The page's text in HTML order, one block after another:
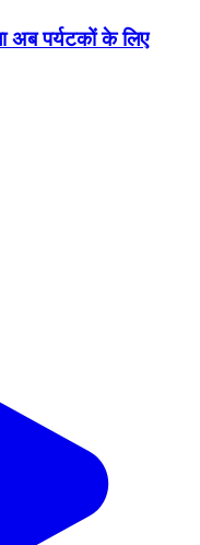
अब पर्यटकों के लिए